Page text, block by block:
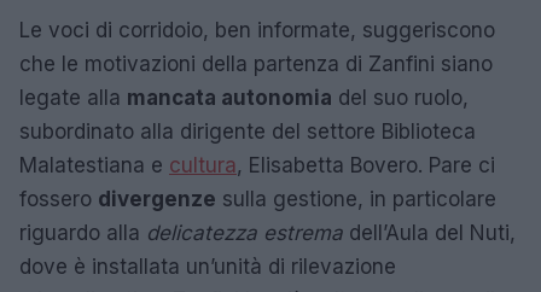
Le voci di corridoio, ben informate, suggeriscono
che le motivazioni della partenza di Zanfini siano
legate alla mancata autonomia del suo ruolo,
subordinato alla dirigente del settore Biblioteca
Malatestiana e cultura, Elisabetta Bovero. Pare ci
fossero divergenze sulla gestione, in particolare
riguardo alla delicatezza estrema dell’Aula del Nuti,
dove è installata un’unità di rilevazione